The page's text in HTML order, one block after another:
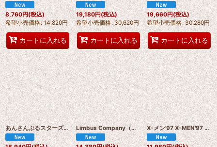
8,760円(税込)
希望小売価格: 14,820円
カートに入れる
19,180円(税込)
希望小売価格: 30,620円
カートに入れる
19,660円(税込)
希望小売価格: 30,280円
カートに入れる
あんさんぶるスターズ！！Ensemble Stars!! エイプリルフール VTuber 礼瀬マヨイ コスプレ衣装 オーダーメイド可能 abccos製 「受注生産」 Limbus Company（リンバス・カンパニー）メインストーリー/09「断ち切れない」ソラ /Sora コスプレ衣装 abccos製 「受注生産」 X-メン'97 X-MEN'97 ローグ Rogue アンナ＝マリー・レイヴン コスプレ衣装 abccos製 「受注生産」